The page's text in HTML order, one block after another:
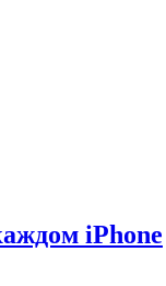
iPhone